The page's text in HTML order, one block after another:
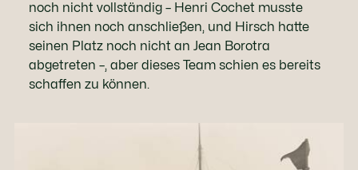
noch nicht vollständig – Henri Cochet musste
sich ihnen noch anschließen, und Hirsch hatte
seinen Platz noch nicht an Jean Borotra
abgetreten –, aber dieses Team schien es bereits
schaffen zu können.